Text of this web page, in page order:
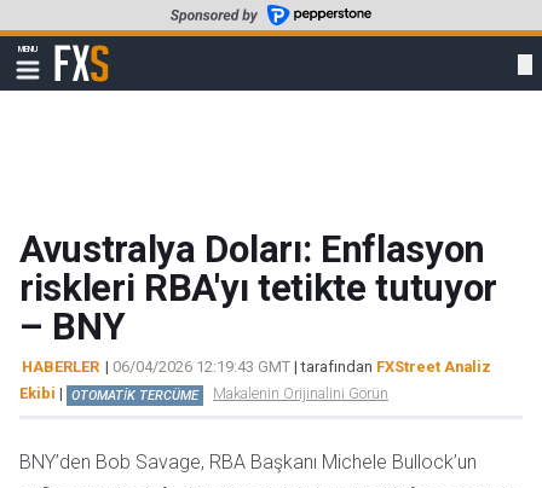
to
main
content
MENU
Show
navigation
FXStreet
Avustralya Doları: Enflasyon
riskleri RBA'yı tetikte tutuyor
– BNY
HABERLER | 06/04/2026 12:19:43 GMT | tarafından FXStreet Analiz
Ekibi | OTOMATİK TERCÜME Makalenin Orijinalini Görün
BNY’den Bob Savage, RBA Başkanı Michele Bullock’un